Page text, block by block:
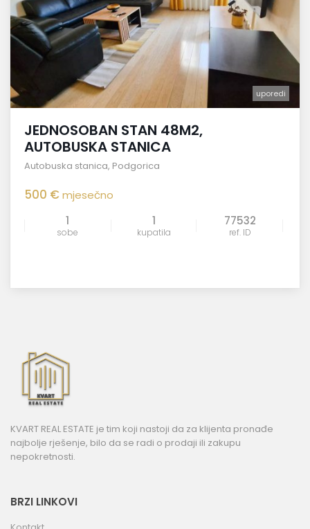
uporedi
JEDNOSOBAN STAN 48M2,
AUTOBUSKA STANICA
Autobuska stanica, Podgorica
500 €mjesečno
1
sobe
1
kupatila
77532
ref. ID
KVART REAL ESTATE je tim koji nastoji da za klijenta pronađe
najbolje rješenje, bilo da se radi o prodaji ili zakupu
nepokretnosti.
BRZI LINKOVI